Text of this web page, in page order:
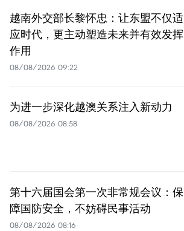
越南外交部长黎怀忠：让东盟不仅适
应时代，更主动塑造未来并有效发挥
作用
08/08/2026 09:22
为进一步深化越澳关系注入新动力
08/08/2026 08:58
第十六届国会第一次非常规会议：保
障国防安全，不妨碍民事活动
08/08/2026 08:16